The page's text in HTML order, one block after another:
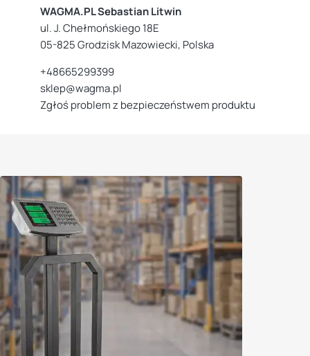
WAGMA.PL Sebastian Litwin
ul. J. Chełmońskiego 18E
05-825 Grodzisk Mazowiecki, Polska
+48665299399
sklep@wagma.pl
Zgłoś problem z bezpieczeństwem produktu